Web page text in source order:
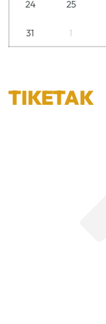
24 25
31 1
TIKETAK